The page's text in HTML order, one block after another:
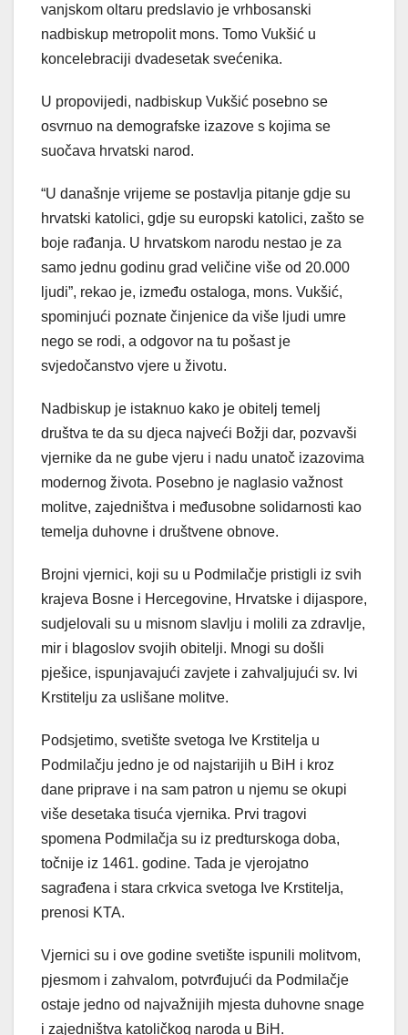
vanjskom oltaru predslavio je vrhbosanski
nadbiskup metropolit mons. Tomo Vukšić u
koncelebraciji dvadesetak svećenika.
U propovijedi, nadbiskup Vukšić posebno se
osvrnuo na demografske izazove s kojima se
suočava hrvatski narod.
“U današnje vrijeme se postavlja pitanje gdje su
hrvatski katolici, gdje su europski katolici, zašto se
boje rađanja. U hrvatskom narodu nestao je za
samo jednu godinu grad veličine više od 20.000
ljudi”, rekao je, između ostaloga, mons. Vukšić,
spominjući poznate činjenice da više ljudi umre
nego se rodi, a odgovor na tu pošast je
svjedočanstvo vjere u životu.
Nadbiskup je istaknuo kako je obitelj temelj
društva te da su djeca najveći Božji dar, pozvavši
vjernike da ne gube vjeru i nadu unatoč izazovima
modernog života. Posebno je naglasio važnost
molitve, zajedništva i međusobne solidarnosti kao
temelja duhovne i društvene obnove.
Brojni vjernici, koji su u Podmilačje pristigli iz svih
krajeva Bosne i Hercegovine, Hrvatske i dijaspore,
sudjelovali su u misnom slavlju i molili za zdravlje,
mir i blagoslov svojih obitelji. Mnogi su došli
pješice, ispunjavajući zavjete i zahvaljujući sv. Ivi
Krstitelju za uslišane molitve.
Podsjetimo, svetište svetoga Ive Krstitelja u
Podmilačju jedno je od najstarijih u BiH i kroz
dane priprave i na sam patron u njemu se okupi
više desetaka tisuća vjernika. Prvi tragovi
spomena Podmilačja su iz predturskoga doba,
točnije iz 1461. godine. Tada je vjerojatno
sagrađena i stara crkvica svetoga Ive Krstitelja,
prenosi KTA.
Vjernici su i ove godine svetište ispunili molitvom,
pjesmom i zahvalom, potvrđujući da Podmilačje
ostaje jedno od najvažnijih mjesta duhovne snage
i zajedništva katoličkog naroda u BiH.